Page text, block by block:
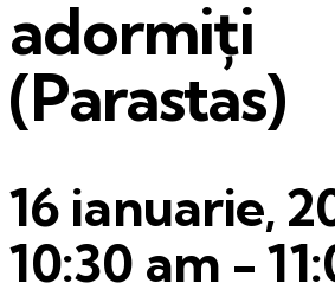
adormiți
(Parastas)
16 ianuarie,
10:30 am -